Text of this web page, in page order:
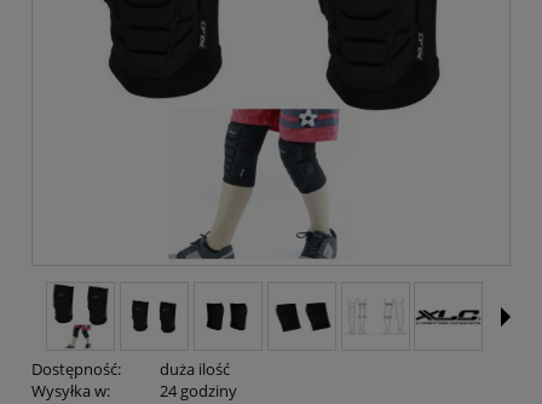
Dostępność:
duża ilość
Wysyłka w:
24 godziny